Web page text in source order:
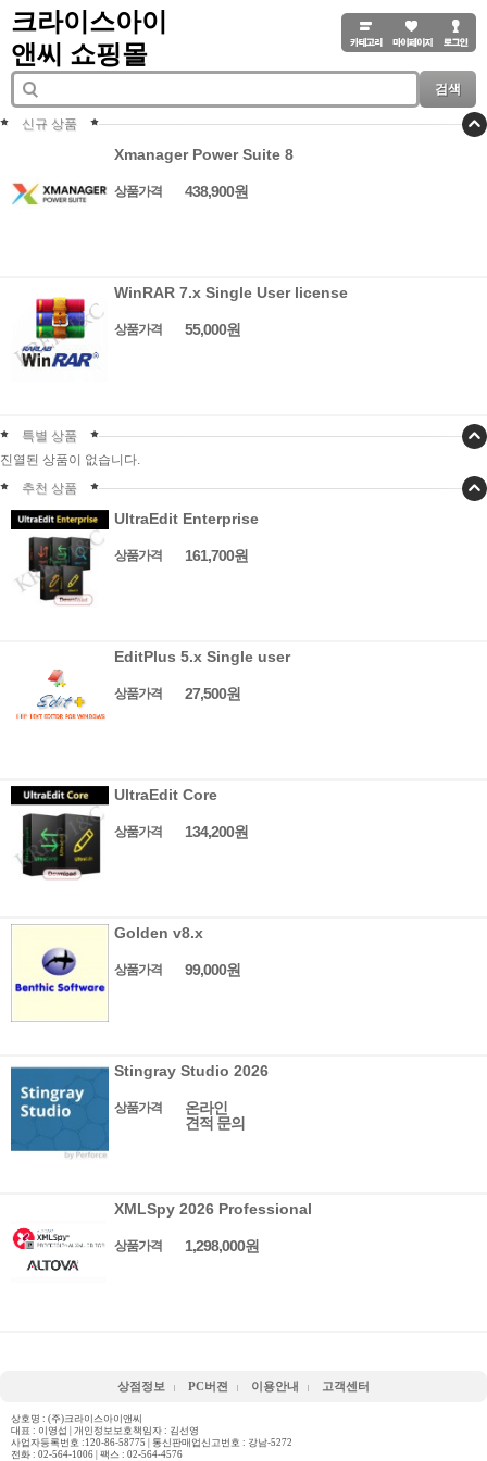
크라이스아이
앤씨 쇼핑몰
검색
신규 상품
Xmanager Power Suite 8
상품가격 438,900원
WinRAR 7.x Single User license
상품가격 55,000원
특별 상품
진열된 상품이 없습니다.
추천 상품
UltraEdit Enterprise
상품가격 161,700원
EditPlus 5.x Single user
상품가격 27,500원
UltraEdit Core
상품가격 134,200원
Golden v8.x
상품가격 99,000원
Stingray Studio 2026
상품가격
온라인
견적 문의
XMLSpy 2026 Professional
상품가격 1,298,000원
상점정보 PC버젼 이용안내 고객센터
상호명 : (주)크라이스아이앤씨
대표 : 이영섭 | 개인정보보호책임자 : 김선영
사업자등록번호 :120-86-58775 | 통신판매업신고번호 : 강남-5272
전화 : 02-564-1006 | 팩스 : 02-564-4576